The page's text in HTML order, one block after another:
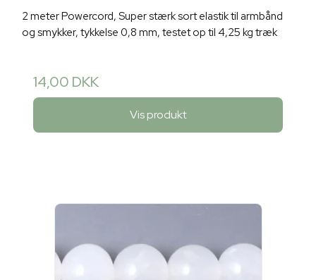
2 meter Powercord, Super stærk sort elastik til armbånd
og smykker, tykkelse 0,8 mm, testet op til 4,25 kg træk
14,00 DKK
Vis produkt